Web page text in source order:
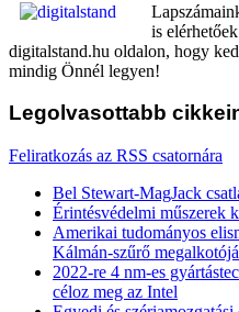
is
digitalstand.hu oldalon, hogy
mindig Önnél legyen!
Legolvasottabb
Feliratkozás az RSS csatornára
Bel Stewart-MagJack
Érintésvédelmi műszerek
Amerikai tudományos
Kálmán-szűrő
2022-re 4 nm-es
céloz meg az Intel